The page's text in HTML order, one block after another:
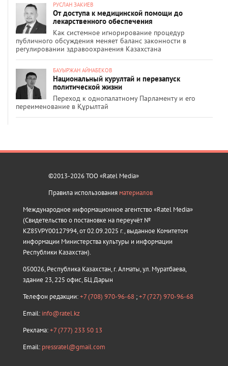
РУСЛАН ЗАКИЕВ
От доступа к медицинской помощи до
лекарственного обеспечения
Как системное игнорирование процедур
публичного обсуждения меняет баланс законности в
регулировании здравоохранения Казахстана
БАУЫРЖАН АЙНАБЕКОВ
Национальный курултай и перезапуск
политической жизни
Переход к однопалатному Парламенту и его
переименование в Құрылтай
©2013-2026 ТОО «Ratel Media»
Правила использования материалов
Международное информационное агентство «Ratel Media»
(Свидетельство о постановке на переучёт №
KZ85VPY00127994, от 02.09.2025 г., выданное Комитетом
информации Министерства культуры и информации
Республики Казахстан).
050026, Республика Казахстан, г. Алматы, ул. Муратбаева,
здание 23, 225 офис, БЦ Дарын
Телефон редакции:+7 (708) 970-96-68 ;+7 (727) 970-96-68
Email: info@ratel.kz
Реклама:+7 (777) 233 50 13
Email: pressratel@gmail.com